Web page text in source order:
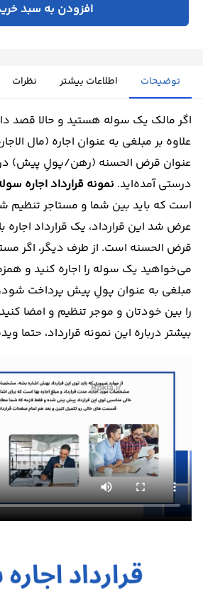
افزودن به سبد
توضیحات اطلاعات بیشتر نظرات
اگر مالک یک سوله هستید و حالا قصد
علاوه بر مبلغی به عنوان اجاره (مال
عنوان قرض الحسنه (رهن/پولِ پیش)
درستی آمده‌اید. نمونه قرارداد اجاره
است که باید بین شما و مستاجر تنظیم
عرض شد این قرارداد، یک قرارداد اجاره
قرض الحسنه است. از طرف دیگر، اگر
می‌خواهید یک سوله را اجاره کنید و
مبلغی به عنوان پولِ پیش پرداخت شود،
را بین خودتان و موجر تنظیم و امضا
بیشتر درباره این نمونه قرارداد، حتما